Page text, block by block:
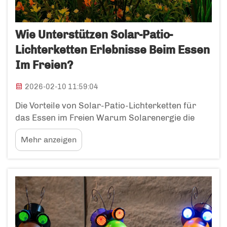
Wie Unterstützen Solar-Patio-
Lichterketten Erlebnisse Beim Essen
Im Freien?
2026-02-10 11:59:04
Die Vorteile von Solar-Patio-Lichterketten für
das Essen im Freien Warum Solarenergie die
Installation von Außenbeleuchtung für das
Essen im Freien vereinfacht Solar-Patio-
Lichterketten eliminieren sämtlichen Aufwand
Steckdosen oder der Beauftragung einer
Fachkraft für die Installation. …
Mehr anzeigen